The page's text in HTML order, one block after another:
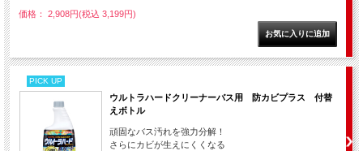
価格： 2,908円(税込 3,199円)
PICK UP
ウルトラハードクリーナーバス用 防カビプラス 付替
えボトル
頑固なバス汚れを強力分解！
さらにカビが生えにくくなる